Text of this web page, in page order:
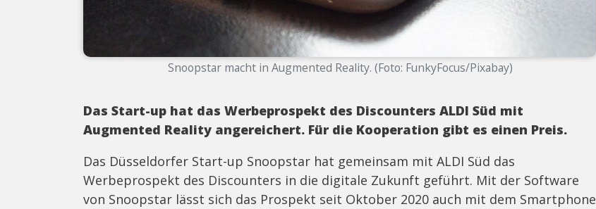
Snoopstar macht in Augmented Reality. (Foto: FunkyFocus/Pixabay)
Das Start-up hat das Werbeprospekt des Discounters ALDI Süd mit
Augmented Reality angereichert. Für die Kooperation gibt es einen Preis.
Das Düsseldorfer Start-up Snoopstar hat gemeinsam mit ALDI Süd das
Werbeprospekt des Discounters in die digitale Zukunft geführt. Mit der Software
von Snoopstar lässt sich das Prospekt seit Oktober 2020 auch mit dem Smartphone